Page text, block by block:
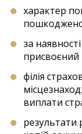
характер
за
присвоєний
філія
виплати
результати